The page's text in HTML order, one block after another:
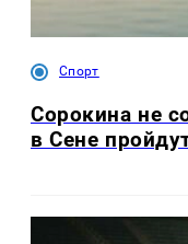
Спорт
Сорокина не
в Сене